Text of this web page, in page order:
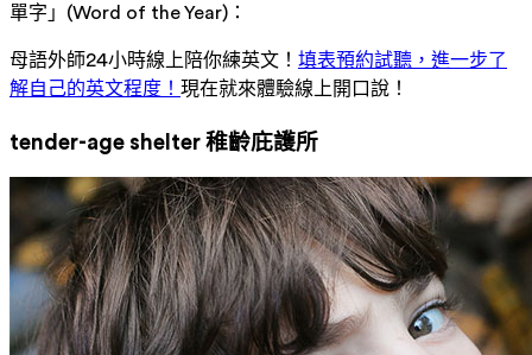
單字」(Word of the Year)：
母語外師24小時線上陪你練英文！ 填表預約試聽，進一步了
解自己的英文程度！ 現在就來體驗線上開口說！
tender-age shelter 稚齡庇護所